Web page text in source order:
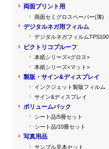
両面プリント用
両面セミグロスペーパー(薄)
デジタルネガ用フィルム
デジタルネガフィルムTPS100
ピクトリコプルーフ
本紙シリーズ<グロス>
本紙シリーズ<マット>
製版・サイン&ディスプレイ
インクジェット製版フィルム
サイン&ディスプレイ
ボリュームパック
シート品/5冊セット
シート品/10冊セット
写真用品
サンプル見本セット